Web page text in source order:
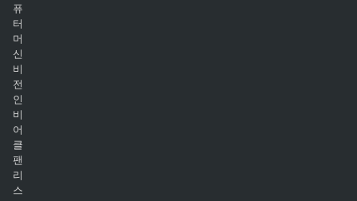
퓨
터
머
신
비
전
인
비
어
클
팬
리
스